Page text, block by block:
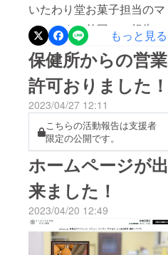
いたわり堂お菓子担当のマ
チコです。前回のご報告
で、謎の体調不良に見舞わ
れていたスムージー担当の
もなみんが復活しました！
よかった！！そこで、オー
プン日が決まりました。５
月６日です。この日は、満
月＆立夏で新しいことを始
めるのには良い日なのです♪
さらに、５月３日～５日ま
ではプレオープンとしてゆ
るりと営業する予定です。
もっと見る
保健所からの営業
許可おりました！
2023/04/27 12:11
こちらの活動報告は支援者
限定の公開です。
ホームページが出
来ました！
2023/04/20 12:49